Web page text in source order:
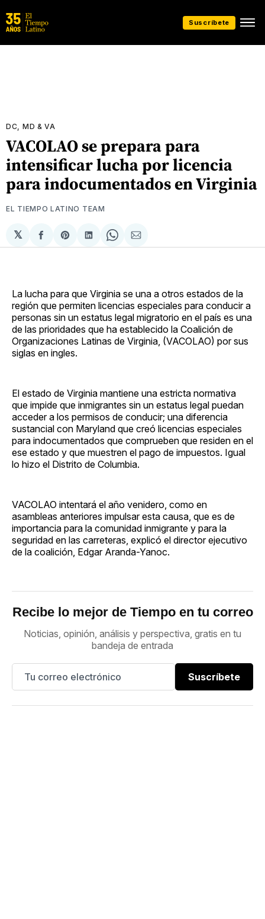
Suscríbete
DC, MD & VA
VACOLAO se prepara para
intensificar lucha por licencia
para indocumentados en Virginia
EL TIEMPO LATINO TEAM
𝕏
Compartir
en
Share
on
Compartir
en
Share
on
Compartir
via
La lucha para que Virginia se una a otros estados de la
región que permiten licencias especiales para conducir a
personas sin un estatus legal migratorio en el país es una
de las prioridades que ha establecido la Coalición de
Organizaciones Latinas de Virginia, (VACOLAO) por sus
siglas en ingles.
El estado de Virginia mantiene una estricta normativa
que impide que inmigrantes sin un estatus legal puedan
acceder a los permisos de conducir; una diferencia
sustancial con Maryland que creó licencias especiales
para indocumentados que comprueben que residen en el
ese estado y que muestren el pago de impuestos. Igual
lo hizo el Distrito de Columbia.
VACOLAO intentará el año venidero, como en
asambleas anteriores impulsar esta causa, que es de
importancia para la comunidad inmigrante y para la
seguridad en las carreteras, explicó el director ejecutivo
de la coalición, Edgar Aranda-Yanoc.
Recibe lo mejor de Tiempo en tu correo
Noticias, opinión, análisis y perspectiva, gratis en tu
bandeja de entrada
Suscríbete